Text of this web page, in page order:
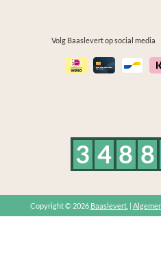
Volg Baaslevert op social media
3 4 8 8
Copyright © 2026 Baaslevert.